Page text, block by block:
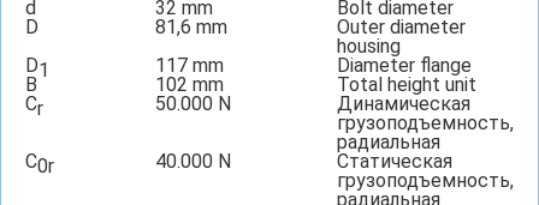
d
32 mm
Bolt diameter
D
81,6 mm
Outer diameter
housing
D1 117 mm
Diameter flange
B
102 mm
Total height unit
Cr 50.000 N
Динамическая
грузоподъемность,
радиальная
C0r 40.000 N
Статическая
грузоподъемность,
радиальная